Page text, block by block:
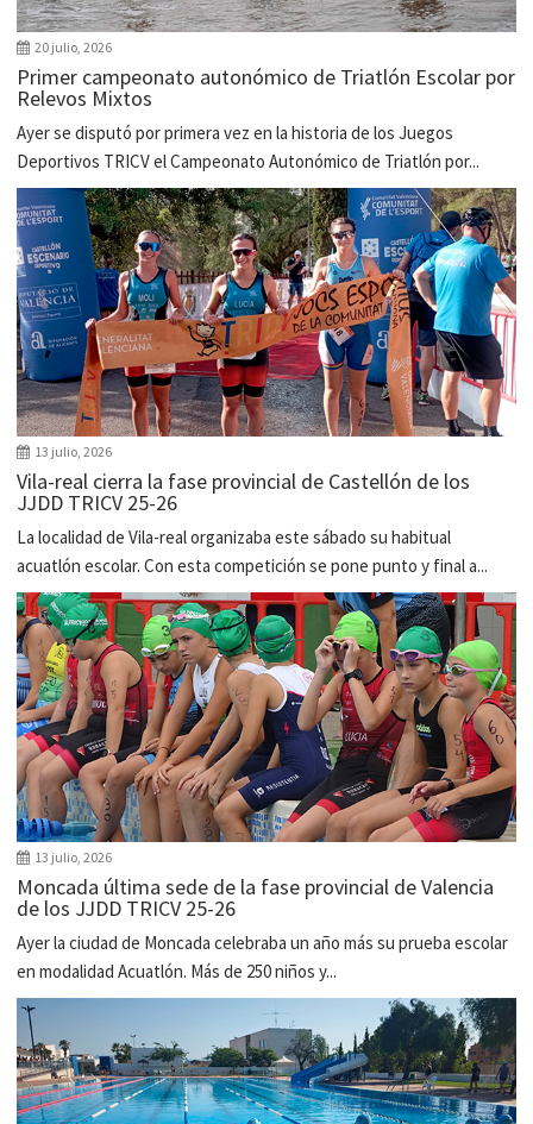
20 julio, 2026
Primer campeonato autonómico de Triatlón Escolar por
Relevos Mixtos
Ayer se disputó por primera vez en la historia de los Juegos
Deportivos TRICV el Campeonato Autonómico de Triatlón por...
13 julio, 2026
Vila-real cierra la fase provincial de Castellón de los
JJDD TRICV 25-26
La localidad de Vila-real organizaba este sábado su habitual
acuatlón escolar. Con esta competición se pone punto y final a...
13 julio, 2026
Moncada última sede de la fase provincial de Valencia
de los JJDD TRICV 25-26
Ayer la ciudad de Moncada celebraba un año más su prueba escolar
en modalidad Acuatlón. Más de 250 niños y...